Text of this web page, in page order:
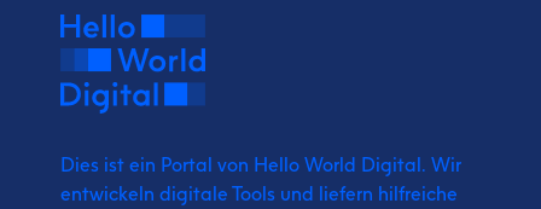
Dies ist ein Portal von Hello World Digital. Wir
entwickeln digitale Tools und liefern hilfreiche